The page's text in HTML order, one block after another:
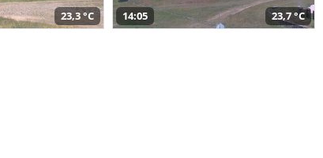
23,3 °C 14:05 23,7 °C